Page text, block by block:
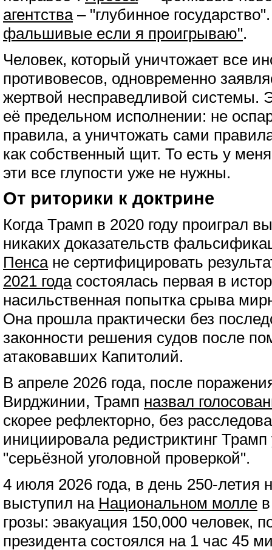
агентства– "глубинное
фальшивые если я проигрываю".
Человек, который уничтожает все
противовесов, одновременно
жертвой несправедливой системы.
её предельном исполнении: не
правила, а уничтожать сами
как собственный щит. То есть у
эти все глупости уже не нужны.
От риторики к доктрине
Когда Трамп в 2020 году проиграл
никаких доказательств
Пенсане сертифицировать
2021 годасостоялась первая в
насильственная попытка срыва
Она прошла практически без
законности решения судов после
атаковавших Капитолий.
В апреле 2026 года, после
Вирджинии, Трамп назвал
скорее рефлекторно, без
инициировала редистриктинг
"серьёзной уголовной проверкой".
4 июля 2026 года, в день 250-летия
выступил на Национальном молле
грозы: эвакуация 150,000 человек,
президента состоялся на 1 час 45